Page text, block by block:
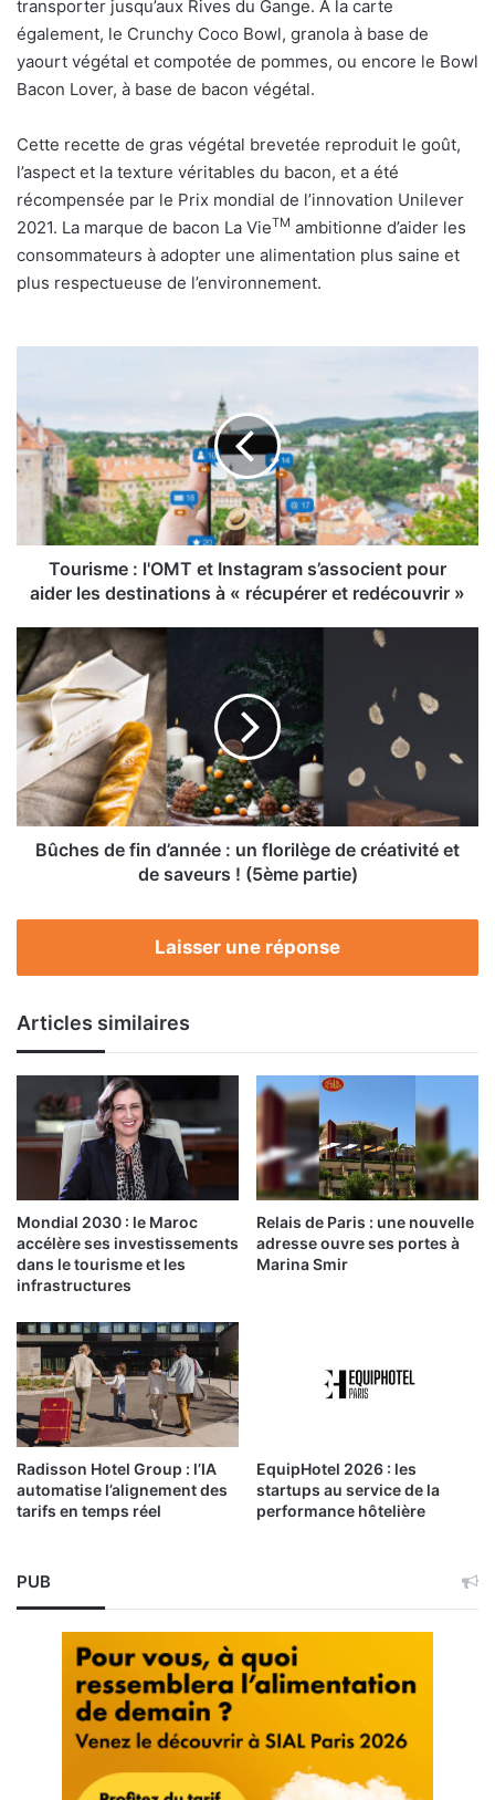
transporter jusqu’aux Rives du Gange. À la carte
également, le Crunchy Coco Bowl, granola à base de
yaourt végétal et compotée de pommes, ou encore le Bowl
Bacon Lover, à base de bacon végétal.
Cette recette de gras végétal brevetée reproduit le goût,
l’aspect et la texture véritables du bacon, et a été
récompensée par le Prix mondial de l’innovation Unilever
2021. La marque de bacon La VieTM ambitionne d’aider les
consommateurs à adopter une alimentation plus saine et
plus respectueuse de l’environnement.
et
Instagram
s’associent
pour
aider
les
destinations
récupérer
et
redécouvrir
»
Tourisme : l'OMT et Instagram s’associent pour
aider les destinations à « récupérer et redécouvrir »
Bûches
de
fin
d’année
:
un
florilège
de
créativité
!
Bûches de fin d’année : un florilège de créativité et
de saveurs ! (5ème partie)
Laisser une réponse
Articles similaires
Mondial 2030 : le Maroc
accélère ses investissements
dans le tourisme et les
infrastructures
Relais de Paris : une nouvelle
adresse ouvre ses portes à
Marina Smir
Radisson Hotel Group : l’IA
automatise l’alignement des
tarifs en temps réel
EquipHotel 2026 : les
startups au service de la
performance hôtelière
PUB